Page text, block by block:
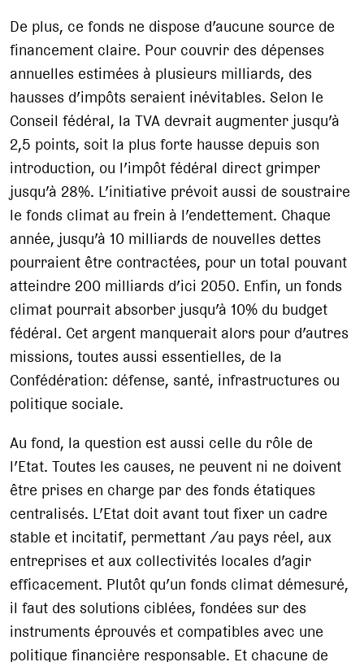
De plus, ce fonds ne dispose d’aucune source de
financement claire. Pour couvrir des dépenses
annuelles estimées à plusieurs milliards, des
hausses d’impôts seraient inévitables. Selon le
Conseil fédéral, la TVA devrait augmenter jusqu’à
2,5 points, soit la plus forte hausse depuis son
introduction, ou l’impôt fédéral direct grimper
jusqu’à 28%. L’initiative prévoit aussi de soustraire
le fonds climat au frein à l’endettement. Chaque
année, jusqu’à 10 milliards de nouvelles dettes
pourraient être contractées, pour un total pouvant
atteindre 200 milliards d’ici 2050. Enfin, un fonds
climat pourrait absorber jusqu’à 10% du budget
fédéral. Cet argent manquerait alors pour d’autres
missions, toutes aussi essentielles, de la
Confédération: défense, santé, infrastructures ou
politique sociale.
Au fond, la question est aussi celle du rôle de
l’Etat. Toutes les causes, ne peuvent ni ne doivent
être prises en charge par des fonds étatiques
centralisés. L’Etat doit avant tout fixer un cadre
stable et incitatif, permettant /au pays réel, aux
entreprises et aux collectivités locales d’agir
efficacement. Plutôt qu’un fonds climat démesuré,
il faut des solutions ciblées, fondées sur des
instruments éprouvés et compatibles avec une
politique financière responsable. Et chacune de